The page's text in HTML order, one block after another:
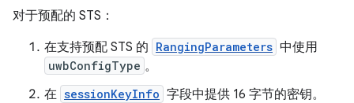
对于预配的 STS：
在支持预配 STS 的 RangingParameters 中使用
uwbConfigType 。
在 sessionKeyInfo 字段中提供 16 字节的密钥。